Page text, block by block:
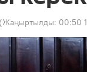
(Жаңыртылды: 00:50